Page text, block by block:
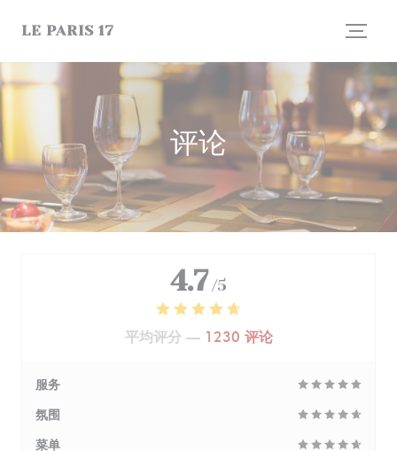
LE PARIS 17
评论
4.7 /5
平均评分 — 1230 评论
服务
氛围
菜单